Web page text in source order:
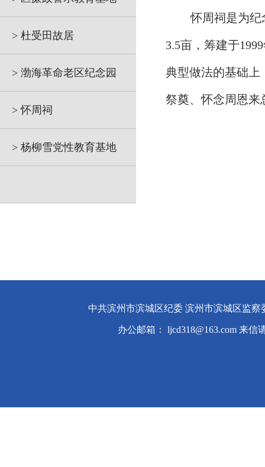
> 杜受田故居
> 渤海革命老区纪念园
> 怀周祠
> 杨柳雪党性教育基地
怀周祠是为
3.5亩，筹建于
典型做法的基础上
祭奠、怀念周恩来
中共滨州市滨城区纪委 滨州市滨城区监
办公邮箱： ljcd318@163.com 来